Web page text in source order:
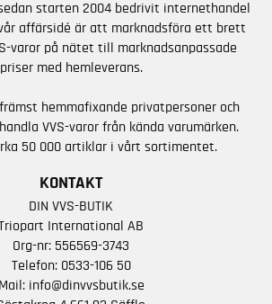
starten 2004 bedrivit internethandel
vår affärsidé är att marknadsföra ett brett
varor på nätet till marknadsanpassade
priser med hemleverans.
hemmafixande privatpersoner och
VVS-varor från kända varumärken.
50 000 artiklar i vårt sortimentet.
KONTAKT
DIN VVS-BUTIK
International AB
Org-nr: 556569-3743
Telefon: 0533-106 50
Mail: info@dinvvsbutik.se